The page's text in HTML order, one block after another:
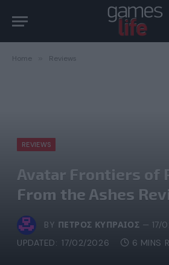
Home Reviews
REVIEWS
Avatar Frontiers of
From the Ashes
BY ΠΈΤΡΟΣ ΚΥΠΡΑΊΟΣ
17/
UPDATED: 17/02/2026 6 MINS